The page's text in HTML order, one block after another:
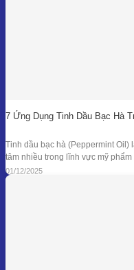
7 Ứng Dụng Tinh Dầu Bạc Hà
Tinh dầu bạc hà (Peppermint
tâm nhiều trong lĩnh vực mỹ
đặc trưng, vừa sở hữu phổ kháng
trong nhiều nghiên cứu. Giá trị
01/12/2025